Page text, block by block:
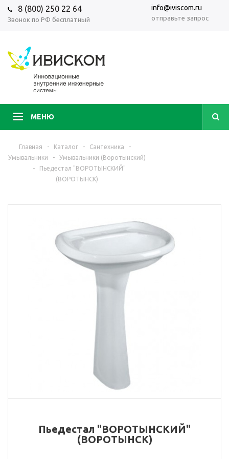
8 (800) 250 22 64
Звонок по РФ бесплатный
info@iviscom.ru
отправьте запрос
МЕНЮ
Главная - Каталог - Сантехника
-
Умывальники
-
Умывальники (Воротынский)
-
Пьедестал "ВОРОТЫНСКИЙ"
(ВОРОТЫНСК)
Пьедестал "ВОРОТЫНСКИЙ"
(ВОРОТЫНСК)